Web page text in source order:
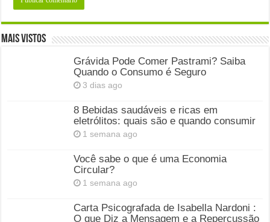
Mais Vistos
Grávida Pode Comer Pastrami? Saiba
Quando o Consumo é Seguro
3 dias ago
8 Bebidas saudáveis e ricas em
eletrólitos: quais são e quando consumir
1 semana ago
Você sabe o que é uma Economia
Circular?
1 semana ago
Carta Psicografada de Isabella Nardoni :
O que Diz a Mensagem e a Repercussão